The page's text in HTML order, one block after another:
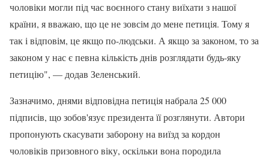
чоловіки могли під час воєнного стану виїхати з нашої
країни, я вважаю, що це не зовсім до мене петиція. Тому я
так і відповім, це якщо по-людськи. А якщо за законом, то за
законом у нас є певна кількість днів розглядати будь-яку
петицію", — додав Зеленський.
Зазначимо, днями відповідна петиція набрала 25 000
підписів, що зобов'язує президента її розглянути. Автори
пропонують скасувати заборону на виїзд за кордон
чоловіків призовного віку, оскільки вона породила